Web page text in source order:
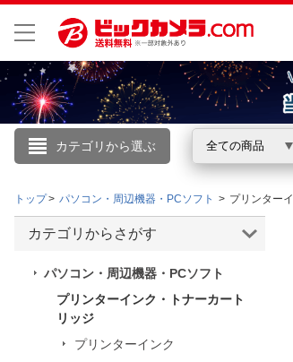
カテゴリから選ぶ 全ての商品
こんにちは
ログイン
お買いもの履歴
トップ パソコン・周辺機器・PCソフト プリンター
カテゴリからさがす
パソコン・周辺機器・PCソフト
プリンターインク・トナーカート
リッジ
プリンターインク